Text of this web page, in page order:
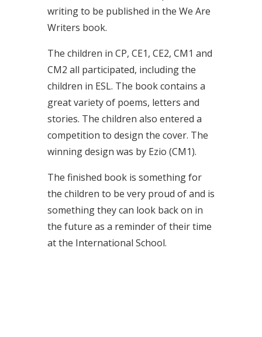
writing to be published in the We Are
Writers book.
The children in CP, CE1, CE2, CM1 and
CM2 all participated, including the
children in ESL. The book contains a
great variety of poems, letters and
stories. The children also entered a
competition to design the cover. The
winning design was by Ezio (CM1).
The finished book is something for
the children to be very proud of and is
something they can look back on in
the future as a reminder of their time
at the International School.